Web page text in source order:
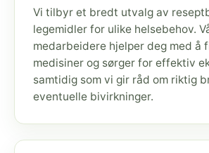
Vi tilbyr et bredt utvalg av
legemidler for ulike helsebehov.
medarbeidere hjelper deg med å
medisiner og sørger for effektiv
samtidig som vi gir råd om riktig
eventuelle bivirkninger.